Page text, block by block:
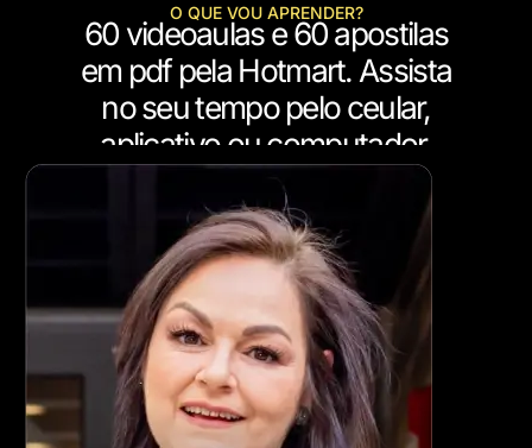
O QUE VOU APRENDER?
60 videoaulas e 60 apostilas
em pdf pela Hotmart. Assista
no seu tempo pelo ceular,
aplicativo ou computador.